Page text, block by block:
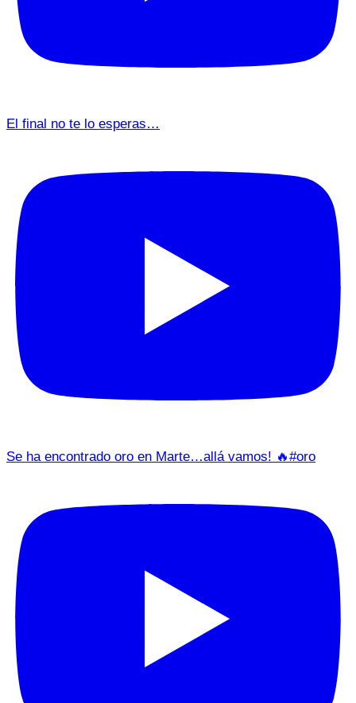
El final no te lo esperas…
Se ha encontrado oro en Marte…allá vamos! 🔥#oro